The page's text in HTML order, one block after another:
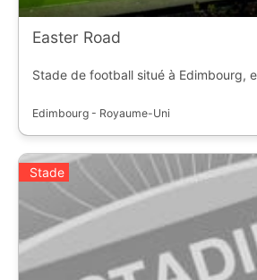
Easter Road
Stade de football situé à Edimbourg,
Edimbourg - Royaume-Uni
Stade